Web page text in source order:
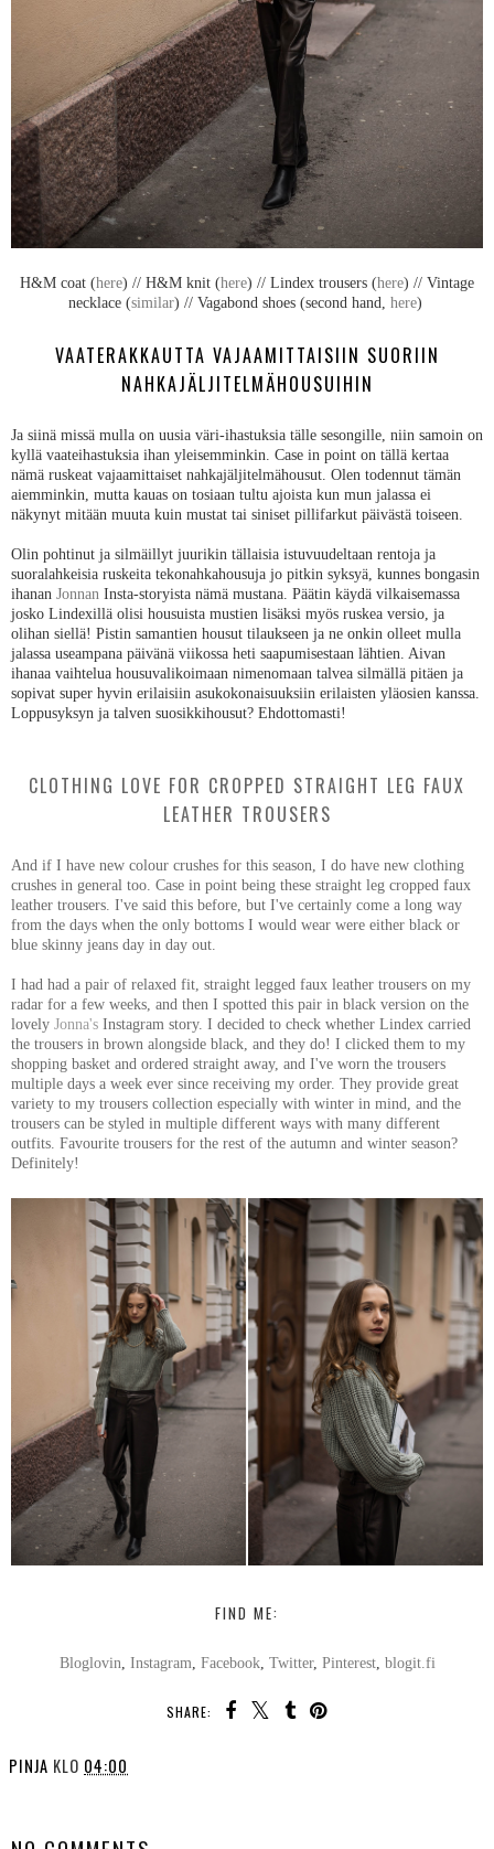
H&M coat (here) // H&M knit (here) // Lindex trousers (here) // Vintage
necklace (similar) // Vagabond shoes (second hand, here)
VAATERAKKAUTTA VAJAAMITTAISIIN SUORIIN
NAHKAJÄLJITELMÄHOUSUIHIN
Ja siinä missä mulla on uusia väri-ihastuksia tälle sesongille, niin samoin on
kyllä vaateihastuksia ihan yleisemminkin. Case in point on tällä kertaa
nämä ruskeat vajaamittaiset nahkajäljitelmähousut. Olen todennut tämän
aiemminkin, mutta kauas on tosiaan tultu ajoista kun mun jalassa ei
näkynyt mitään muuta kuin mustat tai siniset pillifarkut päivästä toiseen.
Olin pohtinut ja silmäillyt juurikin tällaisia istuvuudeltaan rentoja ja
suoralahkeisia ruskeita tekonahkahousuja jo pitkin syksyä, kunnes bongasin
ihanan Jonnan Insta-storyista nämä mustana. Päätin käydä vilkaisemassa
josko Lindexillä olisi housuista mustien lisäksi myös ruskea versio, ja
olihan siellä! Pistin samantien housut tilaukseen ja ne onkin olleet mulla
jalassa useampana päivänä viikossa heti saapumisestaan lähtien. Aivan
ihanaa vaihtelua housuvalikoimaan nimenomaan talvea silmällä pitäen ja
sopivat super hyvin erilaisiin asukokonaisuuksiin erilaisten yläosien kanssa.
Loppusyksyn ja talven suosikkihousut? Ehdottomasti!
CLOTHING LOVE FOR CROPPED STRAIGHT LEG FAUX
LEATHER TROUSERS
And if I have new colour crushes for this season, I do have new clothing
crushes in general too. Case in point being these straight leg cropped faux
leather trousers. I've said this before, but I've certainly come a long way
from the days when the only bottoms I would wear were either black or
blue skinny jeans day in day out.
I had had a pair of relaxed fit, straight legged faux leather trousers on my
radar for a few weeks, and then I spotted this pair in black version on the
lovely Jonna's Instagram story. I decided to check whether Lindex carried
the trousers in brown alongside black, and they do! I clicked them to my
shopping basket and ordered straight away, and I've worn the trousers
multiple days a week ever since receiving my order. They provide great
variety to my trousers collection especially with winter in mind, and the
trousers can be styled in multiple different ways with many different
outfits. Favourite trousers for the rest of the autumn and winter season?
Definitely!
FIND ME:
Bloglovin Instagram Facebook, Twitter, Pinterest, blogit.fi
SHARE:
PINJA KLO 04:00